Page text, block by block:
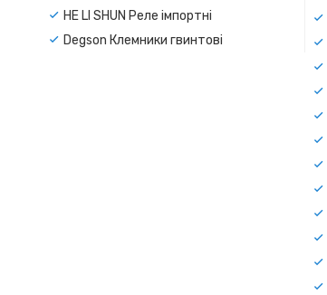
HE LI SHUN Реле імпортні
Degson Клемники гвинтові